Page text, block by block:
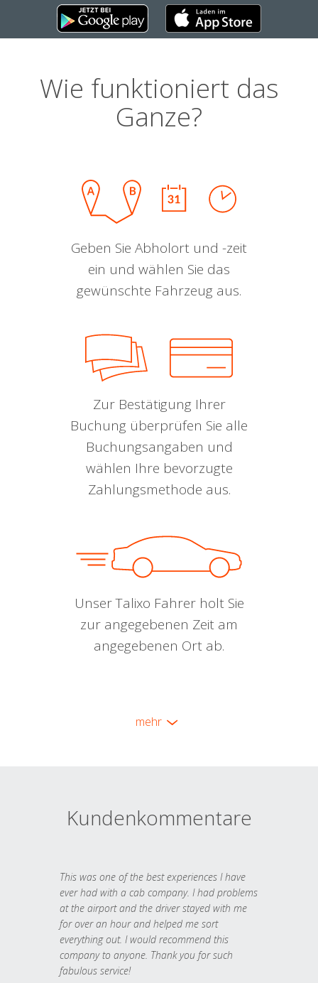
Wie funktioniert das
Ganze?
Geben Sie Abholort und -zeit
ein und wählen Sie das
gewünschte Fahrzeug aus.
Zur Bestätigung Ihrer
Buchung überprüfen Sie alle
Buchungsangaben und
wählen Ihre bevorzugte
Zahlungsmethode aus.
Unser Talixo Fahrer holt Sie
zur angegebenen Zeit am
angegebenen Ort ab.
mehr
Kundenkommentare
This was one of the best experiences I have
ever had with a cab company. I had problems
at the airport and the driver stayed with me
for over an hour and helped me sort
everything out. I would recommend this
company to anyone. Thank you for such
fabulous service!